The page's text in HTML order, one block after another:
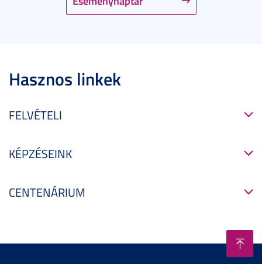
Hasznos linkek
FELVÉTELI
KÉPZÉSEINK
CENTENÁRIUM